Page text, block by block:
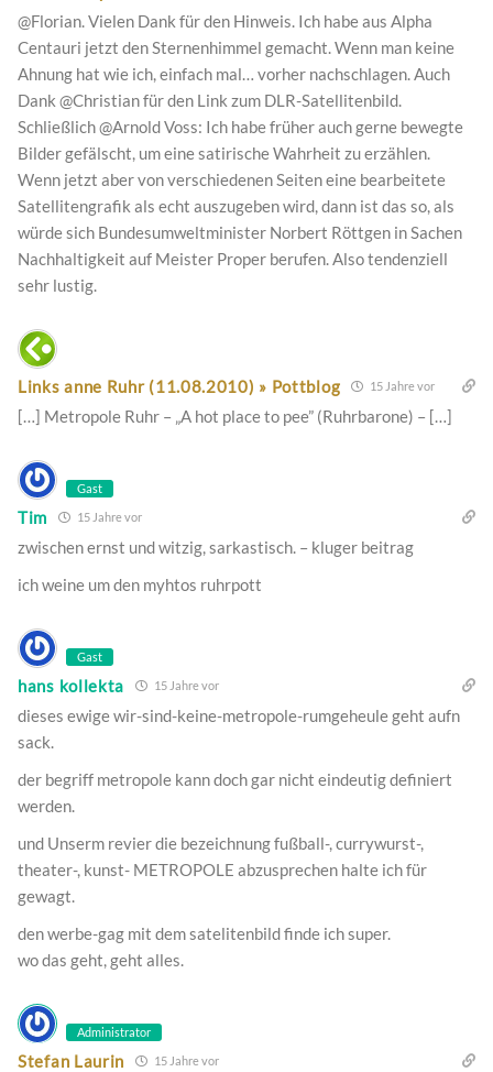
@Florian. Vielen Dank für den Hinweis. Ich habe aus Alpha
Centauri jetzt den Sternenhimmel gemacht. Wenn man keine
Ahnung hat wie ich, einfach mal… vorher nachschlagen. Auch
Dank @Christian für den Link zum DLR-Satellitenbild.
Schließlich @Arnold Voss: Ich habe früher auch gerne bewegte
Bilder gefälscht, um eine satirische Wahrheit zu erzählen.
Wenn jetzt aber von verschiedenen Seiten eine bearbeitete
Satellitengrafik als echt auszugeben wird, dann ist das so, als
würde sich Bundesumweltminister Norbert Röttgen in Sachen
Nachhaltigkeit auf Meister Proper berufen. Also tendenziell
sehr lustig.
Links anne Ruhr (11.08.2010) » Pottblog 15 Jahre vor
[…] Metropole Ruhr – „A hot place to pee” (Ruhrbarone) – […]
Gast
Tim 15 Jahre vor
zwischen ernst und witzig, sarkastisch. – kluger beitrag
ich weine um den myhtos ruhrpott
Gast
hans kollekta 15 Jahre vor
dieses ewige wir-sind-keine-metropole-rumgeheule geht aufn
sack.
der begriff metropole kann doch gar nicht eindeutig definiert
werden.
und Unserm revier die bezeichnung fußball-, currywurst-,
theater-, kunst- METROPOLE abzusprechen halte ich für
gewagt.
den werbe-gag mit dem satelitenbild finde ich super.
wo das geht, geht alles.
Administrator
Stefan Laurin 15 Jahre vor